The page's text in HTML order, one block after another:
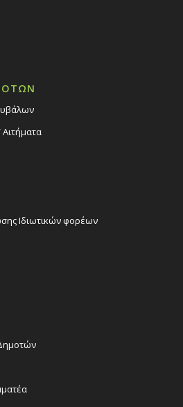
Ιδιωτικών φορέων